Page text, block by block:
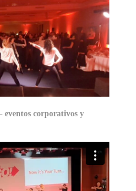
eventos corporativos y